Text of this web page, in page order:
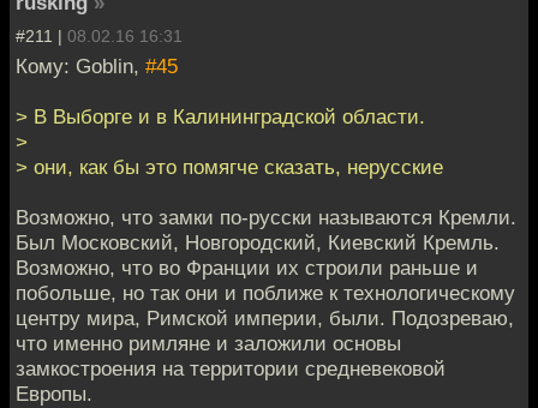
#211 | 08.02.16 16:31
Кому: Goblin, #45
> В Выборге и в Калининградской области.
>
> они, как бы это помягче сказать, нерусские
Возможно, что замки по-русски называются Кремли.
Был Московский, Новгородский, Киевский Кремль.
Возможно, что во Франции их строили раньше и
побольше, но так они и поближе к технологическому
центру мира, Римской империи, были. Подозреваю,
что именно римляне и заложили основы
замкостроения на территории средневековой
Европы.